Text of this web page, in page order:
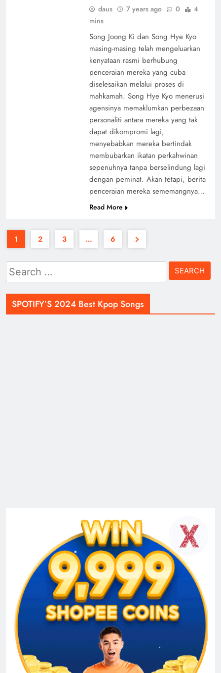
daus 7 years ago 0
4
mins
Song Joong Ki dan Song Hye Kyo
masing-masing telah mengeluarkan
kenyataan rasmi berhubung
penceraian mereka yang cuba
diselesaikan melalui proses di
mahkamah. Song Hye Kyo menerusi
agensinya memaklumkan perbezaan
personaliti antara mereka yang tak
dapat dikompromi lagi,
menyebabkan mereka bertindak
membubarkan ikatan perkahwinan
sepenuhnya tanpa berselindung lagi
dengan peminat. Akan tetapi, berita
penceraian mereka sememangnya…
Read More
1 2 3 … 6
Search
for:
SPOTIFY’S 2024 Best Kpop Songs